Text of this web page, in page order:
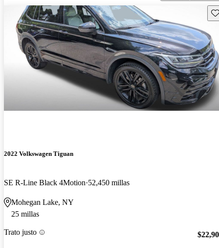
2022 Volkswagen Tiguan
SE R-Line Black 4Motion 52,450 millas
Mohegan Lake, NY
25 millas
Trato justo